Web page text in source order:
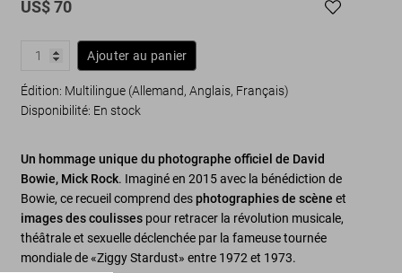
US$ 70
Ajouter au panier
Édition: Multilingue (Allemand, Anglais, Français)
Disponibilité: En stock
Un hommage unique du photographe officiel de David
Bowie, Mick Rock. Imaginé en 2015 avec la bénédiction de
Bowie, ce recueil comprend desphotographies de scèneet
images des coulisses pour retracer la révolution musicale,
théâtrale et sexuelle déclenchée par la fameuse tournée
mondiale de «Ziggy Stardust» entre 1972 et 1973.